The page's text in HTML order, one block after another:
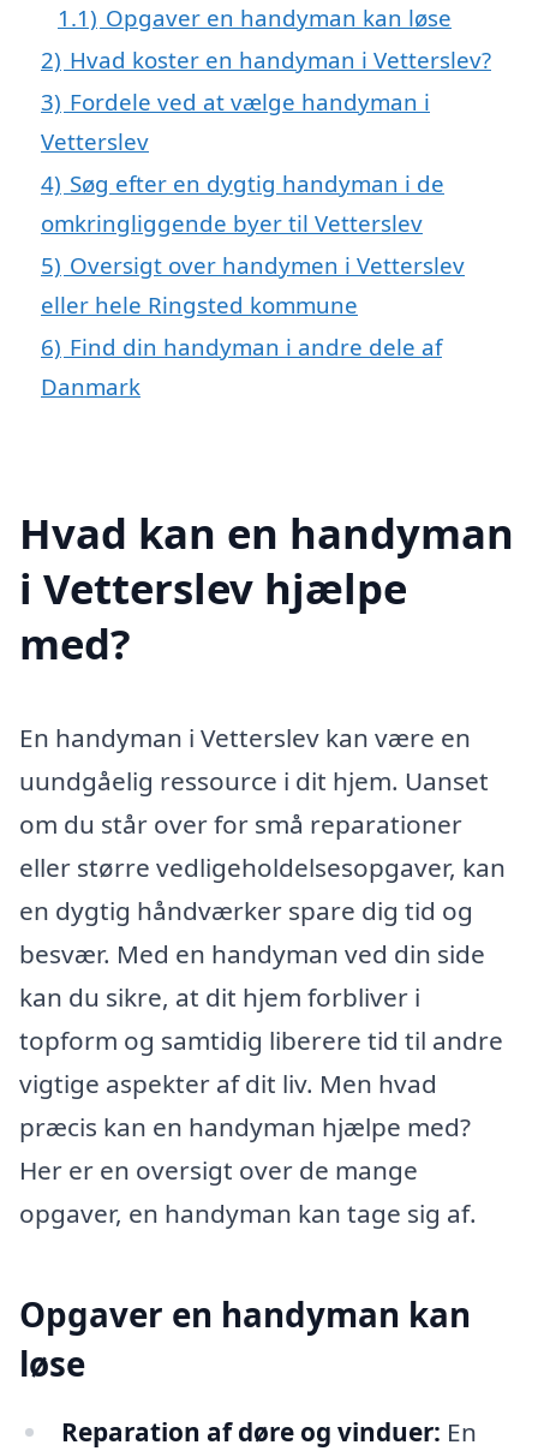
1.1) Opgaver en handyman kan løse
2) Hvad koster en handyman i Vetterslev?
3) Fordele ved at vælge handyman i
Vetterslev
4) Søg efter en dygtig handyman i de
omkringliggende byer til Vetterslev
5) Oversigt over handymen i Vetterslev
eller hele Ringsted kommune
6) Find din handyman i andre dele af
Danmark
Hvad kan en handyman
i Vetterslev hjælpe
med?
En handyman i Vetterslev kan være en
uundgåelig ressource i dit hjem. Uanset
om du står over for små reparationer
eller større vedligeholdelsesopgaver, kan
en dygtig håndværker spare dig tid og
besvær. Med en handyman ved din side
kan du sikre, at dit hjem forbliver i
topform og samtidig liberere tid til andre
vigtige aspekter af dit liv. Men hvad
præcis kan en handyman hjælpe med?
Her er en oversigt over de mange
opgaver, en handyman kan tage sig af.
Opgaver en handyman kan
løse
Reparation af døre og vinduer: En